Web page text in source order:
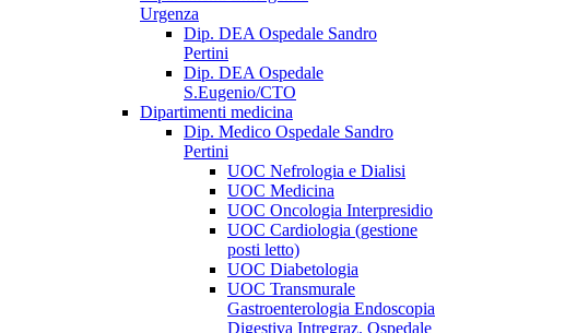
Urgenza
Dip. DEA Ospedale Sandro
Pertini
Dip. DEA Ospedale
S.Eugenio/CTO
Dipartimenti medicina
Dip. Medico Ospedale Sandro
Pertini
UOC Nefrologia e Dialisi
UOC Medicina
UOC Oncologia Interpresidio
UOC Cardiologia (gestione
posti letto)
UOC Diabetologia
UOC Transmurale
Gastroenterologia Endoscopia
Digestiva Intregraz. Ospedale